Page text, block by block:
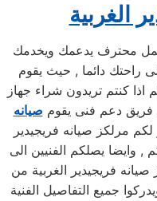
الغربية
محترف يدعمك ويخدمك
راحتك دائما , حيث يقوم
اذا كنتم تريدون شراء جهاز
فريق دعم فنى يقوم صيانه
مرلكز صيانه فريجيدير
, وايضا يصلكم الفنيين الى
فريجيدير الغربية من
جميع التفاصيل الفنية